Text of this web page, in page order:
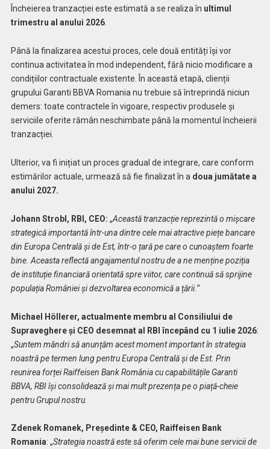
Încheierea tranzacției este estimată a se realiza în ultimul
trimestru al anului 2026.
Până la finalizarea acestui proces, cele două entități își vor
continua activitatea în mod independent, fără nicio modificare a
condițiilor contractuale existente. În această etapă, clienții
grupului Garanti BBVA Romania nu trebuie să întreprindă niciun
demers: toate contractele în vigoare, respectiv produsele și
serviciile oferite rămân neschimbate până la momentul încheierii
tranzacției.
Ulterior, va fi inițiat un proces gradual de integrare, care conform
estimărilor actuale, urmează să fie finalizat în a doua jumătate a
anului 2027.
Johann Strobl, RBI, CEO: „Această tranzacție reprezintă o mișcare
strategică importantă într-una dintre cele mai atractive piețe bancare
din Europa Centrală și de Est, într-o țară pe care o cunoaștem foarte
bine. Aceasta reflectă angajamentul nostru de a ne menține poziția
de instituție financiară orientată spre viitor, care continuă să sprijine
populația României și dezvoltarea economică a țării.”
Michael Höllerer, actualmente membru al Consiliului de
Supraveghere și CEO desemnat al RBI începând cu 1 iulie 2026:
„Suntem mândri să anunțăm acest moment important în strategia
noastră pe termen lung pentru Europa Centrală și de Est. Prin
reunirea forței Raiffeisen Bank România cu capabilitățile Garanti
BBVA, RBI își consolidează și mai mult prezența pe o piață-cheie
pentru Grupul nostru.
Zdenek Romanek, Președinte & CEO, Raiffeisen Bank
Romania: „Strategia noastră este să oferim cele mai bune servicii de